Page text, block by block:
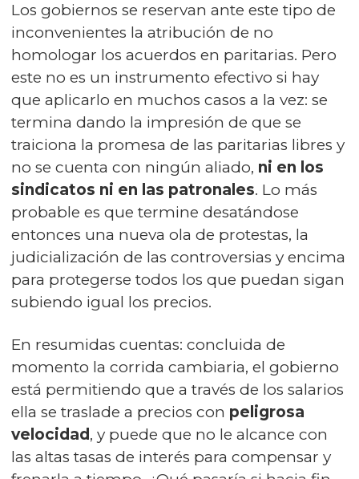
Los gobiernos se reservan ante este tipo de
inconvenientes la atribución de no
homologar los acuerdos en paritarias. Pero
este no es un instrumento efectivo si hay
que aplicarlo en muchos casos a la vez: se
termina dando la impresión de que se
traiciona la promesa de las paritarias libres y
no se cuenta con ningún aliado, ni en los
sindicatos ni en las patronales. Lo más
probable es que termine desatándose
entonces una nueva ola de protestas, la
judicialización de las controversias y encima
para protegerse todos los que puedan sigan
subiendo igual los precios.
En resumidas cuentas: concluida de
momento la corrida cambiaria, el gobierno
está permitiendo que a través de los salarios
ella se traslade a precios con peligrosa
velocidad , y puede que no le alcance con
las altas tasas de interés para compensar y